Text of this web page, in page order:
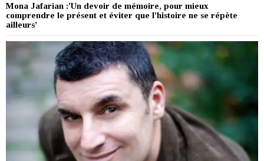
Mona Jafarian :’Un devoir de mémoire, pour mieux
comprendre le présent et éviter que l’histoire ne se répète
ailleurs’